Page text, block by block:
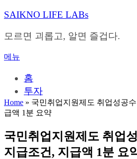
내
으
바
SAIKNO LIFE LABs
모르면 괴롭고, 알면 즐겁다.
메뉴
홈
투자
Home » 국민취업지원제도 취업성공
급액 1분 요약
국민취업지원제도 취업
지급조건, 지급액 1분 요